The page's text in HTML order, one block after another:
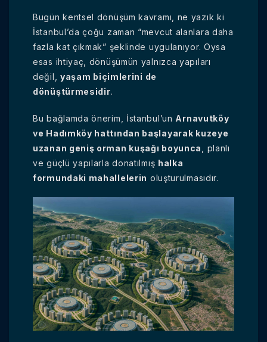
Bugün kentsel dönüşüm kavramı, ne yazık ki
İstanbul’da çoğu zaman “mevcut alanlara daha
fazla kat çıkmak” şeklinde uygulanıyor. Oysa
esas ihtiyaç, dönüşümün yalnızca yapıları
değil, yaşam biçimlerini de
dönüştürmesidir.
Bu bağlamda önerim, İstanbul’un Arnavutköy
ve Hadımköy hattından başlayarak kuzeye
uzanan geniş orman kuşağı boyunca
, planlı
ve güçlü yapılarla donatılmış halka
formundaki mahallelerin oluşturulmasıdır.